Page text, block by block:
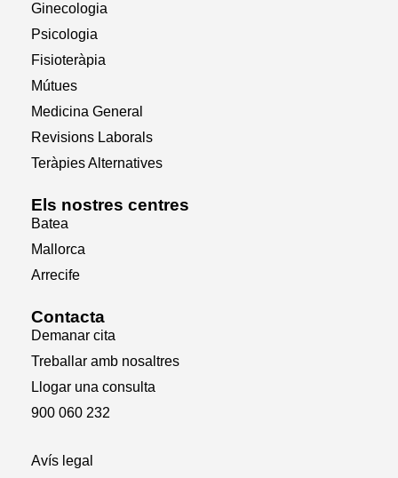
Ginecologia
Psicologia
Fisioteràpia
Mútues
Medicina General
Revisions Laborals
Teràpies Alternatives
Els nostres centres
Batea
Mallorca
Arrecife
Contacta
Demanar cita
Treballar amb nosaltres
Llogar una consulta
900 060 232
Avís legal